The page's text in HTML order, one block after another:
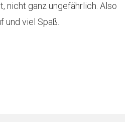
nicht ganz ungefährlich. Also
und viel Spaß.